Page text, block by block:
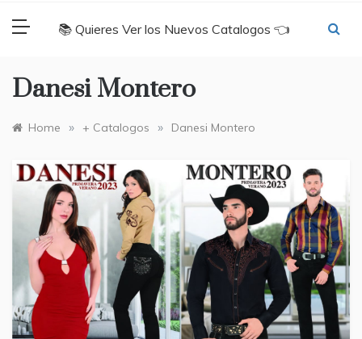
📚 Quieres Ver los Nuevos Catalogos 👈
Danesi Montero
Home » + Catalogos » Danesi Montero